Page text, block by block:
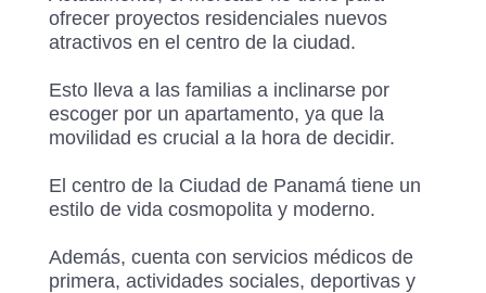
ofrecer proyectos residenciales nuevos
atractivos en el centro de la ciudad.
Esto lleva a las familias a inclinarse por
escoger por un apartamento, ya que la
movilidad es crucial a la hora de decidir.
El centro de la Ciudad de Panamá tiene un
estilo de vida cosmopolita y moderno.
Además, cuenta con servicios médicos de
primera, actividades sociales, deportivas y